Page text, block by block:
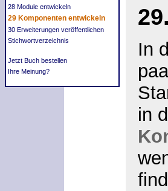
28 Module entwickeln
29 Komponenten entwickeln
30 Erweiterungen veröffentlichen
Stichwortverzeichnis
Jetzt Buch bestellen
Ihre Meinung?
In
in